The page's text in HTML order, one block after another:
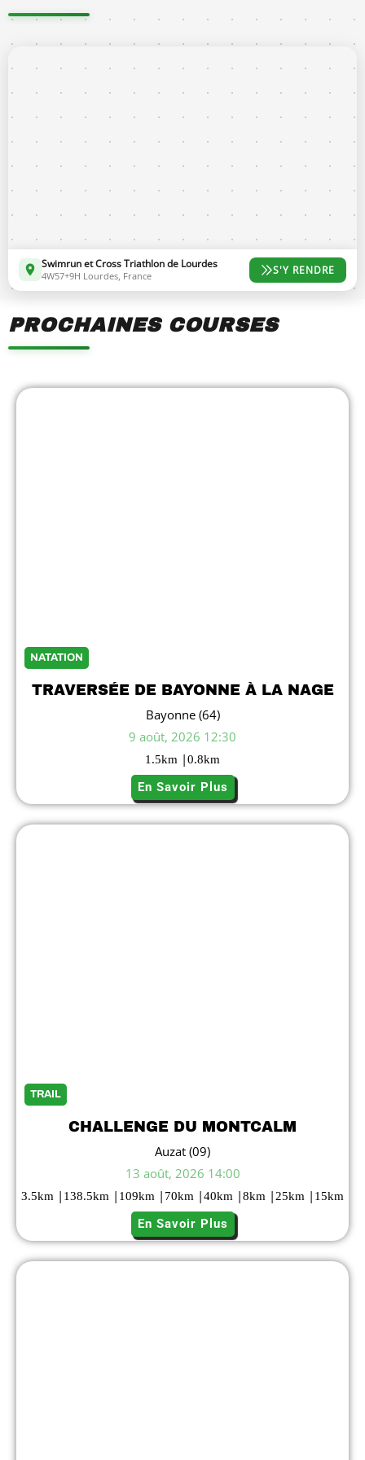
Swimrun et Cross Triathlon de Lourdes
4W57+9H Lourdes, France S'Y RENDRE
PROCHAINES COURSES
NATATION
TRAVERSÉE DE BAYONNE À LA NAGE
Bayonne (64)
9 août, 2026 12:30
1.5km |0.8km
En Savoir Plus
TRAIL
CHALLENGE DU MONTCALM
Auzat (09)
13 août, 2026 14:00
3.5km | 138.5km | 109km | 70km |40km |8km |25km | 15km
En Savoir Plus
Showing